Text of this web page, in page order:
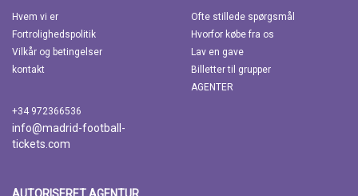
Hvem vi er
Fortrolighedspolitik
Vilkår og betingelser
kontakt
+34 972366536
info@madrid-football-
tickets.com
Ofte stillede spørgsmål
Hvorfor købe fra os
Lav en gave
Billetter til grupper
AGENTER
AUTORISERET AGENTUR